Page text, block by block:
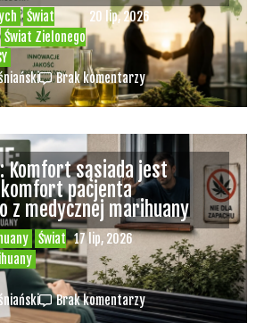
Świat
Świat Zielonego
20 lip, 2026
Brak komentarzy
Świat 17 lip, 2026
Komfort sąsiada jest
pacjenta
z medycznej marihuany
Brak komentarzy